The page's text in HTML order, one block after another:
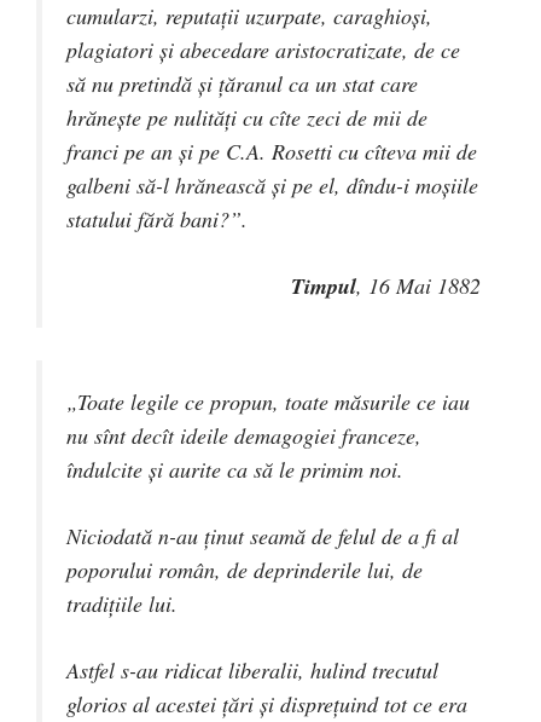
cumularzi, reputaţii uzurpate, caraghioşi,
plagiatori şi abecedare aristocratizate, de ce
să nu pretindă şi ţăranul ca un stat care
hrăneşte pe nulităţi cu cîte zeci de mii de
franci pe an şi pe C.A. Rosetti cu cîteva mii de
galbeni să-l hrănească şi pe el, dîndu-i moşiile
statului fără bani?”.
Timpul, 16 Mai 1882
„Toate legile ce propun, toate măsurile ce iau
nu sînt decît ideile demagogiei franceze,
îndulcite şi aurite ca să le primim noi.
Niciodată n-au ţinut seamă de felul de a fi al
poporului român, de deprinderile lui, de
tradiţiile lui.
Astfel s-au ridicat liberalii, hulind trecutul
glorios al acestei ţări şi dispreţuind tot ce era